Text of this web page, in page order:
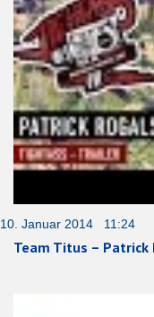
10. Januar 2014 11:24
Team Titus – Patrick